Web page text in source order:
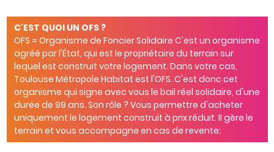
C'EST QUOI UN OFS ?
OFS = Organisme de Foncier Solidaire C'est un organisme
agréé par l'État, qui est le propriétaire du terrain sur
lequel est construit votre logement. Dans votre cas,
Toulouse Métropole Habitat est l'OFS. C'est donc cet
organisme qui signe avec vous le bail réel solidaire, d'une
durée de 99 ans. Son rôle ? Vous permettre d'acheter
uniquement le logement construit à prix réduit. Il gère le
terrain et vous accompagne en cas de revente;